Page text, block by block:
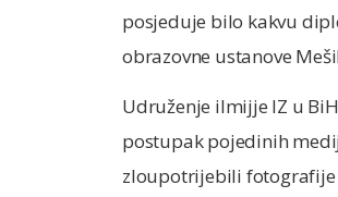
posjeduje bilo kakvu
obrazovne ustanove
Udruženje ilmijje IZ u
postupak pojedinih
zloupotrijebili fotografije